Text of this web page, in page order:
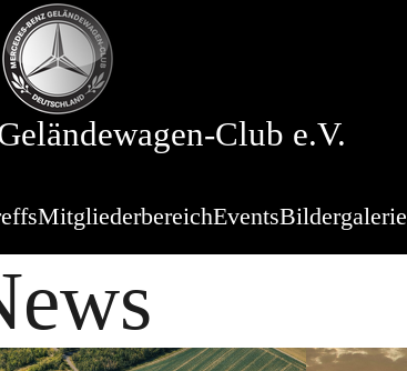
Club e.V.
MitgliederbereichEventsBildergalerie